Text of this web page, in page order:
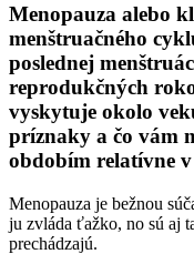
Menopauza alebo
menštruačného
poslednej
reprodukčných
vyskytuje okolo
príznaky a čo vám
obdobím relatívne
Menopauza je bežnou
ju zvláda ťažko, no sú aj
prechádzajú.